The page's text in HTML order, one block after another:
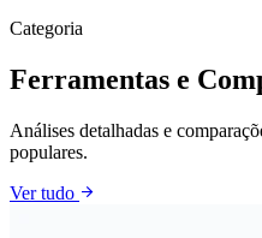
Categoria
Ferramentas e
Análises detalhadas e
populares.
Ver tudo arrow_forward